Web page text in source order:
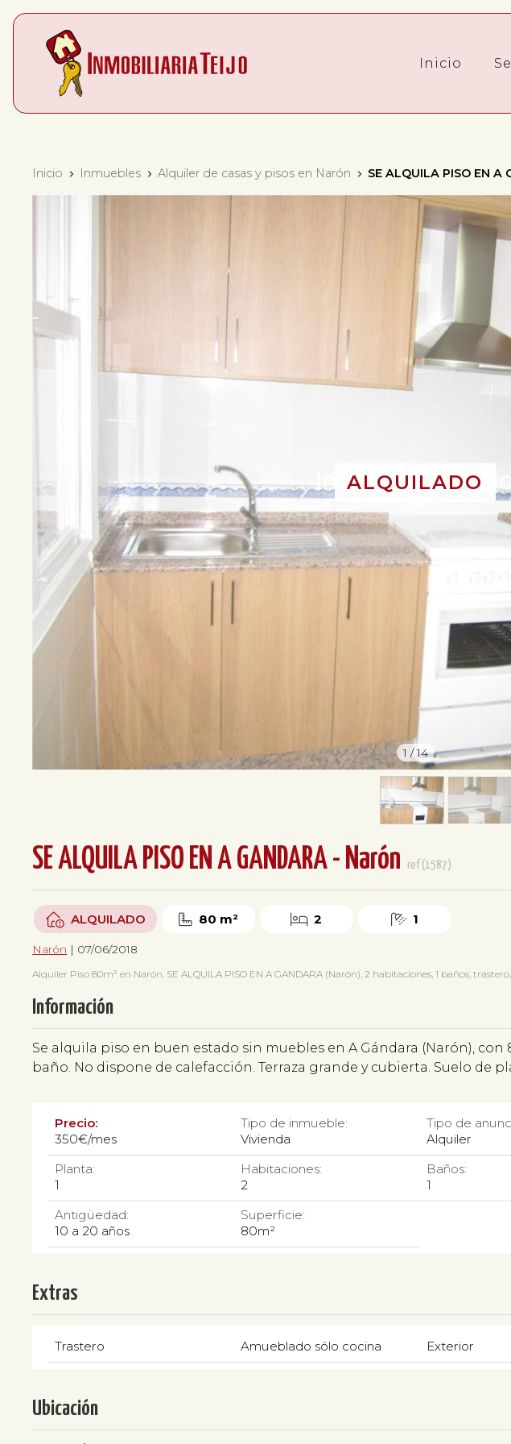
Inicio
Inicio Inmuebles Alquiler de casas y pisos en Narón SE ALQUILA PISO EN A
1 /14
SE ALQUILA PISO EN A GANDARA - Narón ref(1587)
ALQUILADO 80 m² 2 1
Narón | 07/06/2018
Alquiler Piso 80m² en Narón. SE ALQUILA PISO EN A GANDARA (Narón), 2 habitaciones, 1 baños,
Información
Se alquila piso en buen estado sin muebles en A Gándara (Narón),
baño. No dispone de calefacción. Terraza grande y cubierta. Suelo de
Precio:
350€/mes
Tipo de inmueble:
Vivienda
Tipo de
Alquiler
Planta:
1
Habitaciones:
2
Baños:
1
Antigüedad:
10 a 20 años
Superficie:
80m²
Extras
Trastero Amueblado sólo cocina Exterior
Ubicación